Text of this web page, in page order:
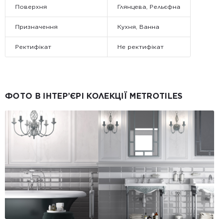
Поверхня Глянцева, Рельєфна
Призначення Кухня, Ванна
Ректифікат Не ректифікат
ФОТО В ІНТЕР’ЄРІ КОЛЕКЦІЇ METROTILES